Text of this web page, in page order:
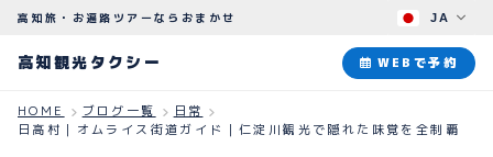
高知観光タクシー
ABOUT
JA
高知旅・お遍路ツアーならおまかせ
高知観光タクシー WEBで予約
HOME ブログ一覧
日常
日高村｜オムライス街道ガイド｜仁淀川観光で隠れた味覚を全制覇